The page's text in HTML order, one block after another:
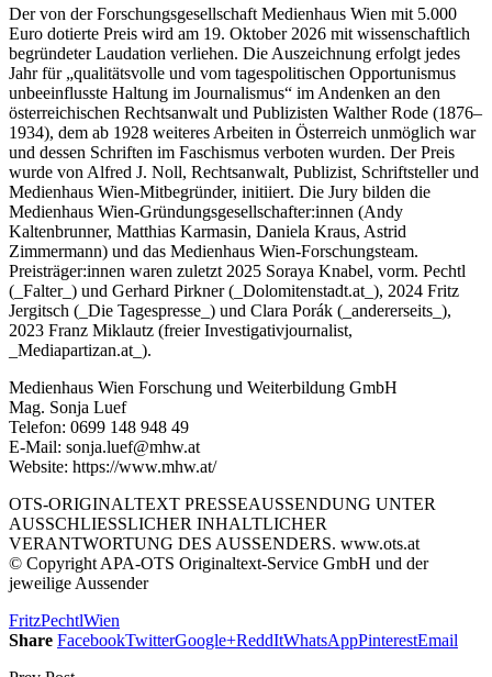
Der von der Forschungsgesellschaft Medienhaus Wien mit 5.000
Euro dotierte Preis wird am 19. Oktober 2026 mit wissenschaftlich
begründeter Laudation verliehen. Die Auszeichnung erfolgt jedes
Jahr für „qualitätsvolle und vom tagespolitischen Opportunismus
unbeeinflusste Haltung im Journalismus“ im Andenken an den
österreichischen Rechtsanwalt und Publizisten Walther Rode (1876–
1934), dem ab 1928 weiteres Arbeiten in Österreich unmöglich war
und dessen Schriften im Faschismus verboten wurden. Der Preis
wurde von Alfred J. Noll, Rechtsanwalt, Publizist, Schriftsteller und
Medienhaus Wien-Mitbegründer, initiiert. Die Jury bilden die
Medienhaus Wien-Gründungsgesellschafter:innen (Andy
Kaltenbrunner, Matthias Karmasin, Daniela Kraus, Astrid
Zimmermann) und das Medienhaus Wien-Forschungsteam.
Preisträger:innen waren zuletzt 2025 Soraya Knabel, vorm. Pechtl
(_Falter_) und Gerhard Pirkner (_Dolomitenstadt.at_), 2024 Fritz
Jergitsch (_Die Tagespresse_) und Clara Porák (_andererseits_),
2023 Franz Miklautz (freier Investigativjournalist,
_Mediapartizan.at_).
Medienhaus Wien Forschung und Weiterbildung GmbH
Mag. Sonja Luef
Telefon: 0699 148 948 49
E-Mail: sonja.luef@mhw.at
Website: https://www.mhw.at/
OTS-ORIGINALTEXT PRESSEAUSSENDUNG UNTER
AUSSCHLIESSLICHER INHALTLICHER
VERANTWORTUNG DES AUSSENDERS. www.ots.at
© Copyright APA-OTS Originaltext-Service GmbH und der
jeweilige Aussender
FritzPechtlWien
Share FacebookTwitterGoogle+ReddItWhatsAppPinterestEmail